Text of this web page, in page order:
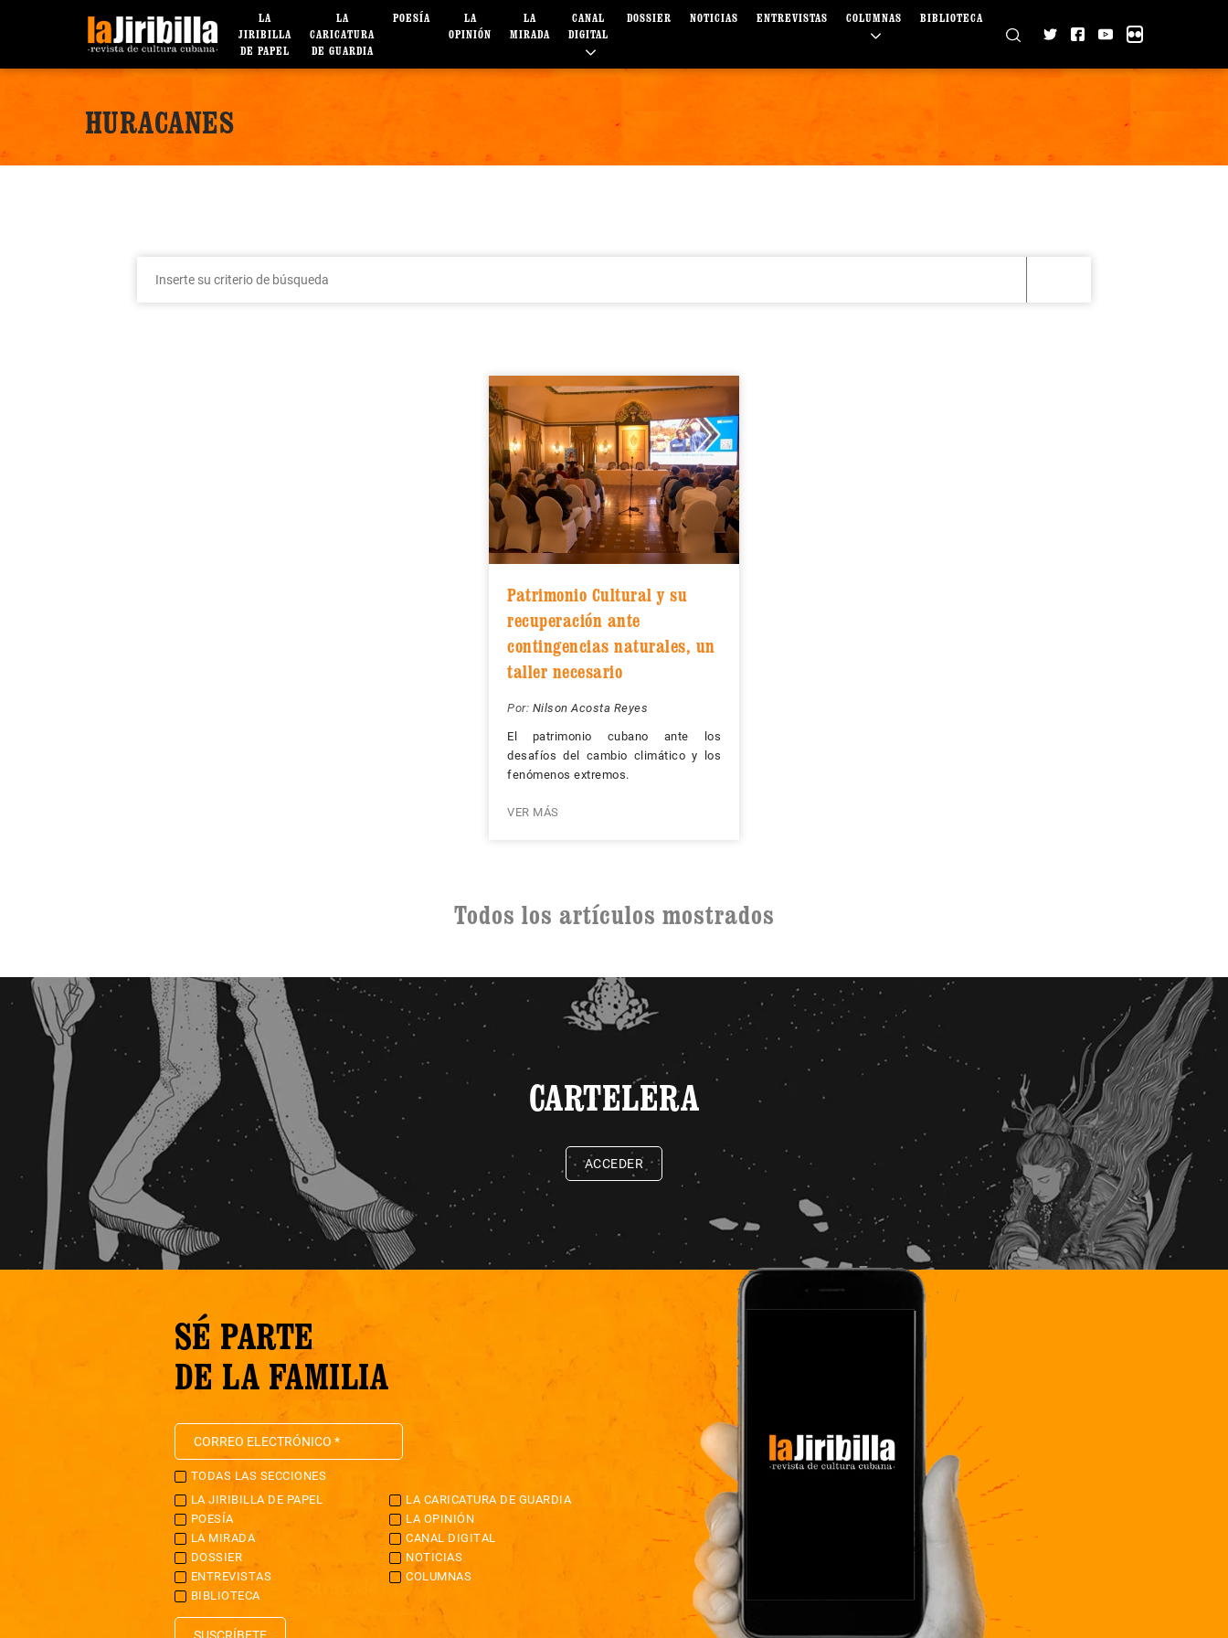
LA
JIRIBILLA
DE PAPEL
LA
CARICATURA
DE GUARDIA
POESÍA
LA
OPINIÓN
LA
MIRADA
CANAL
DIGITAL
DOSSIER NOTICIAS ENTREVISTAS COLUMNAS BIBLIOTECA
HURACANES
Patrimonio Cultural y su
recuperación ante
contingencias naturales, un
taller necesario
Por: Nilson Acosta Reyes
El patrimonio cubano ante los
desafíos del cambio climático y los
fenómenos extremos.
VER MÁS
Todos los artículos mostrados
CARTELERA
ACCEDER
SÉ PARTE
DE LA FAMILIA
TODAS LAS SECCIONES
LA JIRIBILLA DE PAPEL
LA CARICATURA DE GUARDIA
POESÍA
LA OPINIÓN
LA MIRADA
CANAL DIGITAL
DOSSIER
NOTICIAS
ENTREVISTAS
COLUMNAS
BIBLIOTECA